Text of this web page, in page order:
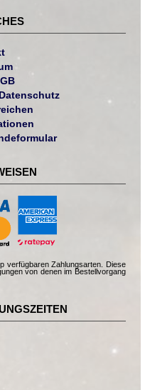
verfügbaren Zahlungsarten. Diese
von denen im Bestellvorgang